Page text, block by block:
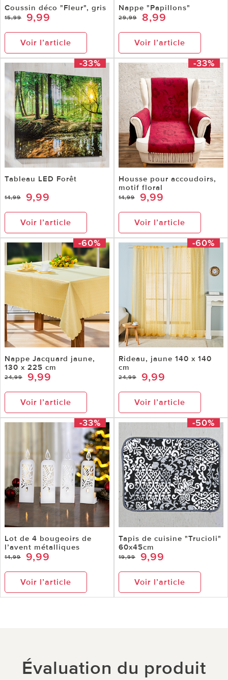
Coussin déco "Fleur", gris
15,99 9,99
Voir l’article
Nappe "Papillons"
29,99 8,99
Voir l’article
-33%
Tableau LED Forêt
14,99 9,99
Voir l’article
-33%
Housse pour accoudoirs,
motif floral
14,99 9,99
Voir l’article
-60%
Nappe Jacquard jaune,
130 x 225 cm
24,99 9,99
Voir l’article
-60%
Rideau, jaune 140 x 140
cm
24,99 9,99
Voir l’article
-33%
Lot de 4 bougeoirs de
l’avent métalliques
14,99 9,99
Voir l’article
-50%
Tapis de cuisine "Trucioli"
60x45cm
19,99 9,99
Voir l’article
Évaluation du produit